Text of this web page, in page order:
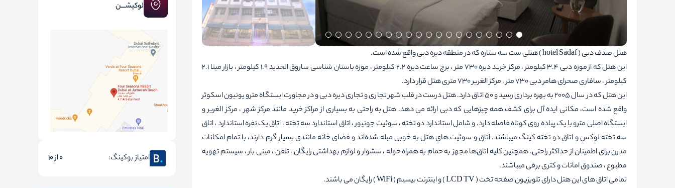
هتل صدف دبی ( hotel Sadaf ) هتلی ست سه ستاره که در منطقه دیره دبی واقع شده است.
این هتل که از موزه دبی 3.4 کیلومتر ، مرکز خرید دیره 730 متر ، برج ساعت دیره 2.2 کیلومتر ، موزه باستان شناسی ساروق الحدید 1.9 کیلومتر ، بازار مینا 2.1
کیلومتر ، سافاری صحرای هامر دبی 730 متر ، مرکز الغریر 730 متری هتل قرار دارد.
این هتل که در سال 2005 به بهره برداری رسید و 50 اتاق دارد. هتل درست در قلب شهر تجاری و تجاری دیره دبی و در مجاورت ایستگاه مترو یونیون اسکوئر
واقع شده است، مکانی ایده آل برای کشف همه چیزهایی که دبی ارائه می دهد. هتل به راحتی به بسیاری از مراکز خرید مانند مرکز شهر ، مرکز الغریر و
ایستگاه اصلی مترو با یک پیاده روی کوتاه فاصله دارد. و شامل استاندارد دو تخته ، سوئیت جونیور ، اتاق استاندارد سه تخته ، اتاق یک نفره استاندارد ، اتاق
سه تخته لوکس و اتاق دو تخته کینگ میباشند. اتاق و سوئیت های هتل به خوبی مبله شده‌اند و فضای خانه‌ مانندی بسیار گرم دارند، با تمام امکانات
مدرن برای اطمینان از حداکثر راحتی. همچنین کلیه اتاق‌ها مجهز به حمام به همراه حوله ، سشوار و لوازم بهداشتی رایگان ، تلفن ، مینی بار ، سیستم تهویه
مطبوع ، صندوق امانات و کتری برقی میباشند.
تمامی اتاق های این هتل دارای تلویزیون صفحه تخت ( LCD TV ) و اینترنت بیسیم ( WiFi ) رایگان می باشند.
لوکیشـــن
امتیاز بوکینگ: 0 از 10